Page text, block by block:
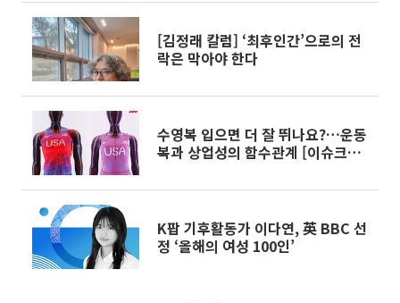
[김정래 칼럼] ‘최후인간’으로의 전
락은 막아야 한다
수영복 입으면 더 잘 뛰나요?…운동
복과 상업성의 함수관계 [이슈크래
K팝 기후활동가 이다연, 英 BBC 선
정 ‘올해의 여성 100인’